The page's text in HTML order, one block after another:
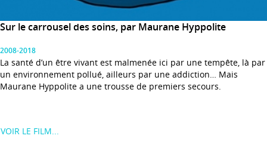
Sur le carrousel des soins, par Maurane Hyppolite
2008-2018
La santé d’un être vivant est malmenée ici par une tempête, là par
un environnement pollué, ailleurs par une addiction… Mais
Maurane Hyppolite a une trousse de premiers secours.
VOIR LE FILM...